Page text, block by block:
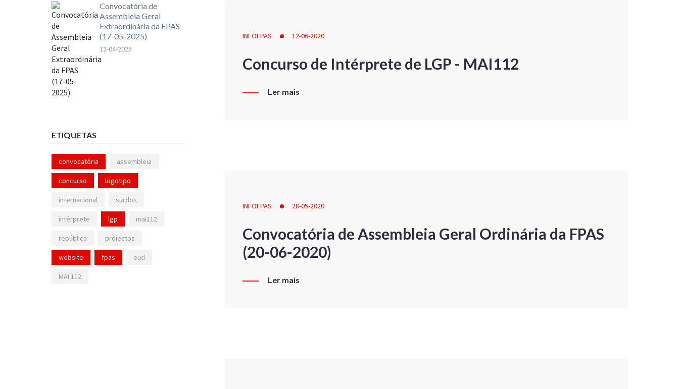
INFOFPAS 12-06-2020
Concurso de Intérprete de LGP - MAI112
Ler mais
INFOFPAS 28-05-2020
Convocatória de Assembleia Geral Ordinária da FPAS
(20-06-2020)
Ler mais
Convocatória de
Assembleia Geral
Extraordinária da FPAS
(17-05-2025)
12-04-2025
ETIQUETAS
convocatória assembleia
concurso logotipo
internacional surdos
intérprete lgp mai112
república projectos
website fpas eud
MAI 112